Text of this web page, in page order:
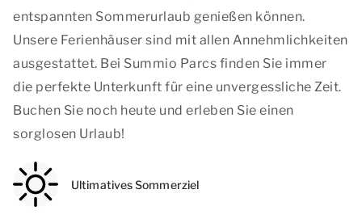
entspannten Sommerurlaub genießen können.
Unsere Ferienhäuser sind mit allen Annehmlichkeiten
ausgestattet. Bei Summio Parcs finden Sie immer
die perfekte Unterkunft für eine unvergessliche Zeit.
Buchen Sie noch heute und erleben Sie einen
sorglosen Urlaub!
Ultimatives Sommerziel